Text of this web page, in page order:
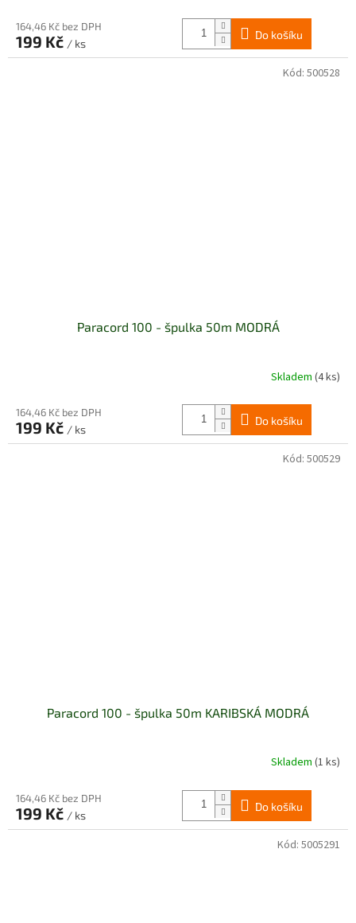
164,46 Kč bez DPH
199 Kč / ks
Do košíku
Paracord 100 - špulka 50m MODRÁ
Skladem (4 ks)
164,46 Kč bez DPH
199 Kč / ks
Do košíku
Kód: 500528
Paracord 100 - špulka 50m KARIBSKÁ MODRÁ
Skladem (1 ks)
164,46 Kč bez DPH
199 Kč / ks
Do košíku
Kód: 500529
Kód: 5005291